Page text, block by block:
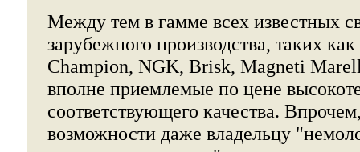
Между тем в гамме всех известных
зарубежного производства, таких
Champion, NGK, Brisk, Magneti
вполне приемлемые по цене
соответствующего качества.
возможности даже владельцу